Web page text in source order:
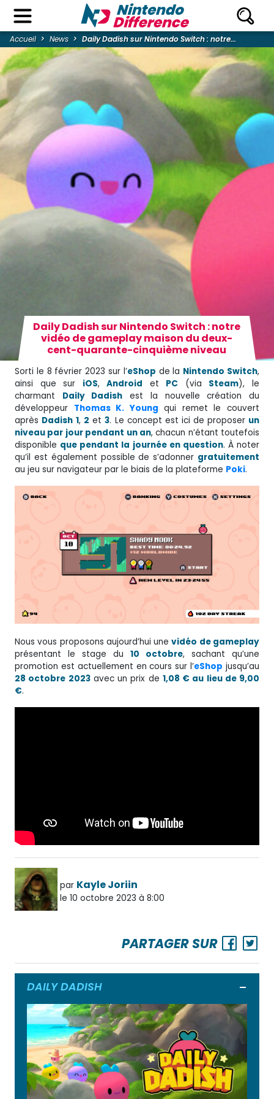
Accueil News Daily Dadish sur Nintendo Switch : notre...
Daily Dadish sur Nintendo Switch : notre
vidéo de gameplay maison du deux-
cent-quarante-cinquième niveau
Sorti le 8 février 2023 sur l’eShop de la Nintendo Switch,
ainsi que sur iOS,Android et PC (via Steam), le
charmant Daily Dadish est la nouvelle création du
développeur Thomas K. Young qui remet le couvert
après Dadish 1, 2 et3. Le concept est ici de proposer un
niveau par jour pendant un an, chacun n’étant toutefois
disponible que pendant la journée en question. À noter
qu’il est également possible de s’adonner gratuitement
au jeu sur navigateur par le biais de la plateforme Poki.
Nous vous proposons aujourd’hui unevidéo de gameplay
présentant le stage du 10 octobre, sachant qu’une
promotion est actuellement en cours sur l’eShop jusqu’au
28 octobre 2023avec un prix de 1,08 € au lieu de 9,00
€.
par Kayle Joriin
le 10 octobre 2023 à 8:00
PARTAGER SUR
DAILY DADISH